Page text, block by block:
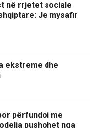
në rrjetet sociale
Je mysafir
ekstreme dhe
përfundoi me
pushohet nga